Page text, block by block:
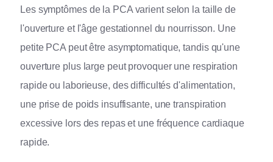
Les symptômes de la PCA varient selon la taille de
l'ouverture et l'âge gestationnel du nourrisson. Une
petite PCA peut être asymptomatique, tandis qu'une
ouverture plus large peut provoquer une respiration
rapide ou laborieuse, des difficultés d'alimentation,
une prise de poids insuffisante, une transpiration
excessive lors des repas et une fréquence cardiaque
rapide.